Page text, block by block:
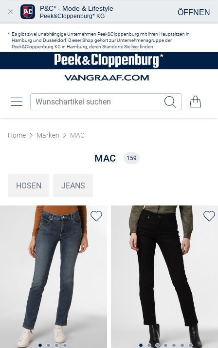
Es gibt zwei unabhängige Unternehmen Peek&Cloppenburg mit ihren Hauptsitzen in
Hamburg und Düsseldorf. Dieser Shop gehört zur Unternehmensgruppe der
Peek&Cloppenburg KG in Hamburg, deren Standorte Sie hierfinden.
Home Marken MAC
MAC 159
HOSEN JEANS
P&C* - Mode & Lifestyle
Peek&Cloppenburg* KG ÖFFNEN